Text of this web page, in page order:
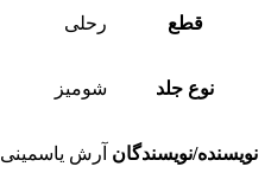
قطع رحلی
نوع جلد شومیز
نویسنده/نویسندگان آرش یاسمینی